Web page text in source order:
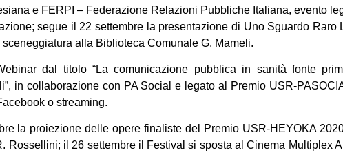
e FERPI – Federazione Relazioni Pubbliche Italiana, evento
segue il 22 settembre la presentazione di Uno Sguardo Raro
alla Biblioteca Comunale G. Mameli.
dal titolo “La comunicazione pubblica in sanità fonte
in collaborazione con PA Social e legato al Premio USR-
o streaming.
la proiezione delle opere finaliste del Premio USR-HEYOKA
Rossellini; il 26 settembre il Festival si sposta al Cinema Multiplex